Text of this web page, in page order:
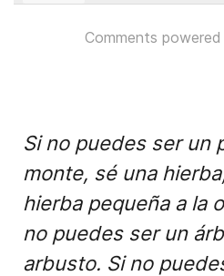
Comments
Si no puedes ser un
monte, sé una
hierba pequeña a la
no puedes ser un
arbusto. Si no